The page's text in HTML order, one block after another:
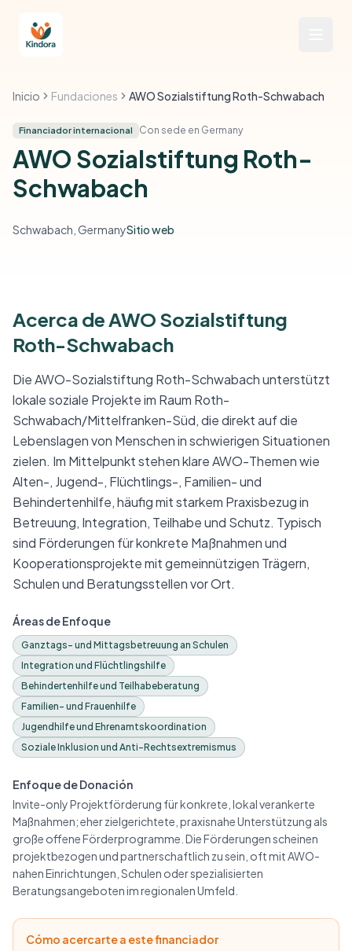
Inicio Fundaciones AWO Sozialstiftung Roth-Schwabach
Financiador internacional Con sede en Germany
AWO Sozialstiftung Roth-
Schwabach
Schwabach, GermanySitio web
Acerca de AWO Sozialstiftung
Roth-Schwabach
Die AWO-Sozialstiftung Roth-Schwabach unterstützt
lokale soziale Projekte im Raum Roth-
Schwabach/Mittelfranken-Süd, die direkt auf die
Lebenslagen von Menschen in schwierigen Situationen
zielen. Im Mittelpunkt stehen klare AWO-Themen wie
Alten-, Jugend-, Flüchtlings-, Familien- und
Behindertenhilfe, häufig mit starkem Praxisbezug in
Betreuung, Integration, Teilhabe und Schutz. Typisch
sind Förderungen für konkrete Maßnahmen und
Kooperationsprojekte mit gemeinnützigen Trägern,
Schulen und Beratungsstellen vor Ort.
Áreas de Enfoque
Ganztags- und Mittagsbetreuung an Schulen
Integration und Flüchtlingshilfe
Behindertenhilfe und Teilhabeberatung
Familien- und Frauenhilfe
Jugendhilfe und Ehrenamtskoordination
Soziale Inklusion und Anti-Rechtsextremismus
Enfoque de Donación
Invite-only Projektförderung für konkrete, lokal verankerte
Maßnahmen; eher zielgerichtete, praxisnahe Unterstützung als
große offene Förderprogramme. Die Förderungen scheinen
projektbezogen und partnerschaftlich zu sein, oft mit AWO-
nahen Einrichtungen, Schulen oder spezialisierten
Beratungsangeboten im regionalen Umfeld.
Cómo acercarte a este financiador